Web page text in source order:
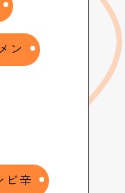
ン
ビ辛